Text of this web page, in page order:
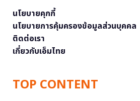
นโยบายคุกกี้
นโยบายการคุ้มครองข้อมูลส่วนบุคคล
ติดต่อเรา
เกี่ยวกับเอ็มไทย
TOP CONTENT